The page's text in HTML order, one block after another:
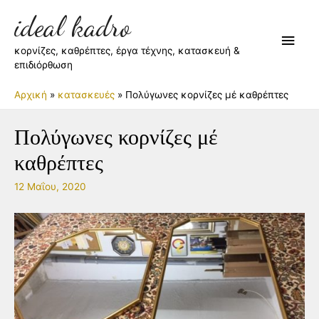
ideal kadro
κορνίζες, καθρέπτες, έργα τέχνης, κατασκευή &
επιδιόρθωση
Αρχική κατασκευές Πολύγωνες κορνίζες μέ καθρέπτες
Πολύγωνες κορνίζες μέ
καθρέπτες
12 Μαΐου, 2020